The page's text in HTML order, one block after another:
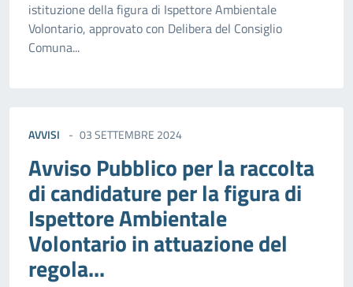
istituzione della figura di Ispettore Ambientale
Volontario, approvato con Delibera del Consiglio
Comuna...
AVVISI 03 SETTEMBRE 2024
Avviso Pubblico per la raccolta
di candidature per la figura di
Ispettore Ambientale
Volontario in attuazione del
regola...